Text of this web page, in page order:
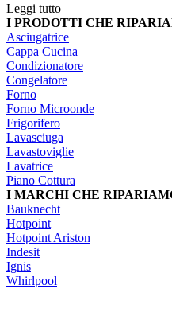
Leggi tutto
I PRODOTTI CHE
Asciugatrice
Cappa Cucina
Condizionatore
Congelatore
Forno
Forno Microonde
Frigorifero
Lavasciuga
Lavastoviglie
Lavatrice
Piano Cottura
I MARCHI CHE
Bauknecht
Hotpoint
Hotpoint Ariston
Indesit
Ignis
Whirlpool